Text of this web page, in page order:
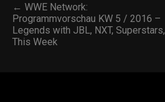
← WWE Network:
Programmvorschau KW 5 / 2016 –
Legends with JBL, NXT, Superstars,
This Week